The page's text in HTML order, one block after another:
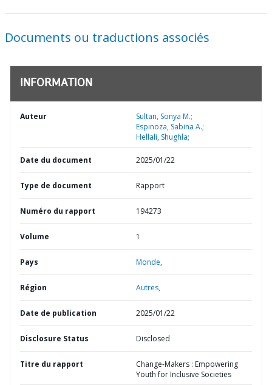
Documents ou traductions associés
INFORMATION
Auteur
Sultan, Sonya M.;
Espinoza, Sabina A.;
Hellali, Shughla;
Date du document 2025/01/22
Type de document Rapport
Numéro du rapport 194273
Volume 1
Pays Monde,
Région Autres,
Date de publication 2025/01/22
Disclosure Status Disclosed
Titre du rapport
Change-Makers : Empowering
Youth for Inclusive Societies